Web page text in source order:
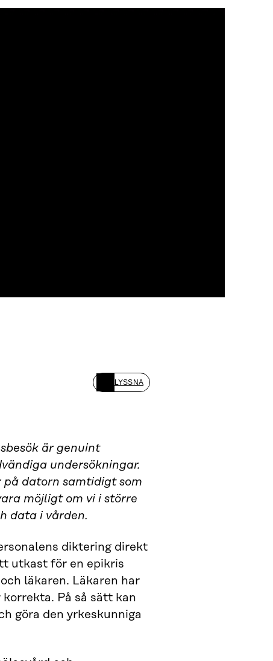
LYSSNA
är genuint
undersökningar.
datorn samtidigt som
möjligt om vi i större
data i vården.
diktering direkt
utkast för en epikris
läkaren. Läkaren har
På så sätt kan
göra den yrkeskunniga